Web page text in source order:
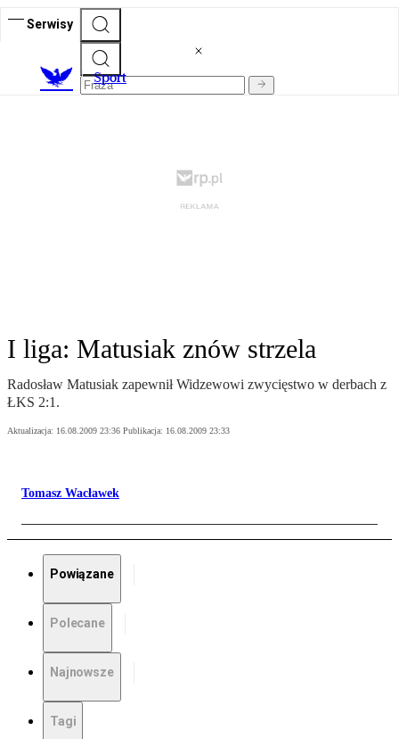
Serwisy
Sport
I liga: Matusiak znów strzela
Radosław Matusiak zapewnił Widzewowi zwycięstwo w derbach z
ŁKS 2:1.
Aktualizacja: 16.08.2009 23:36 Publikacja: 16.08.2009 23:33
Tomasz Wacławek
Powiązane
Polecane
Najnowsze
Tagi